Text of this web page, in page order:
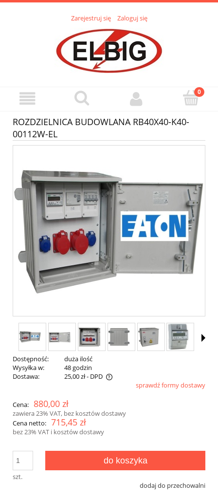
Zarejestruj się Zaloguj się
ROZDZIELNICA BUDOWLANA RB40X40-K40-
00112W-EL
Dostępność:
duża ilość
Wysyłka w:
48 godzin
Dostawa:
25,00 zł- DPD
sprawdź formy dostawy
Cena: 880,00 zł
zawiera 23% VAT, bez kosztów dostawy
Cena netto: 715,45 zł
bez 23% VAT i kosztów dostawy
szt.
do koszyka
dodaj do przechowalni